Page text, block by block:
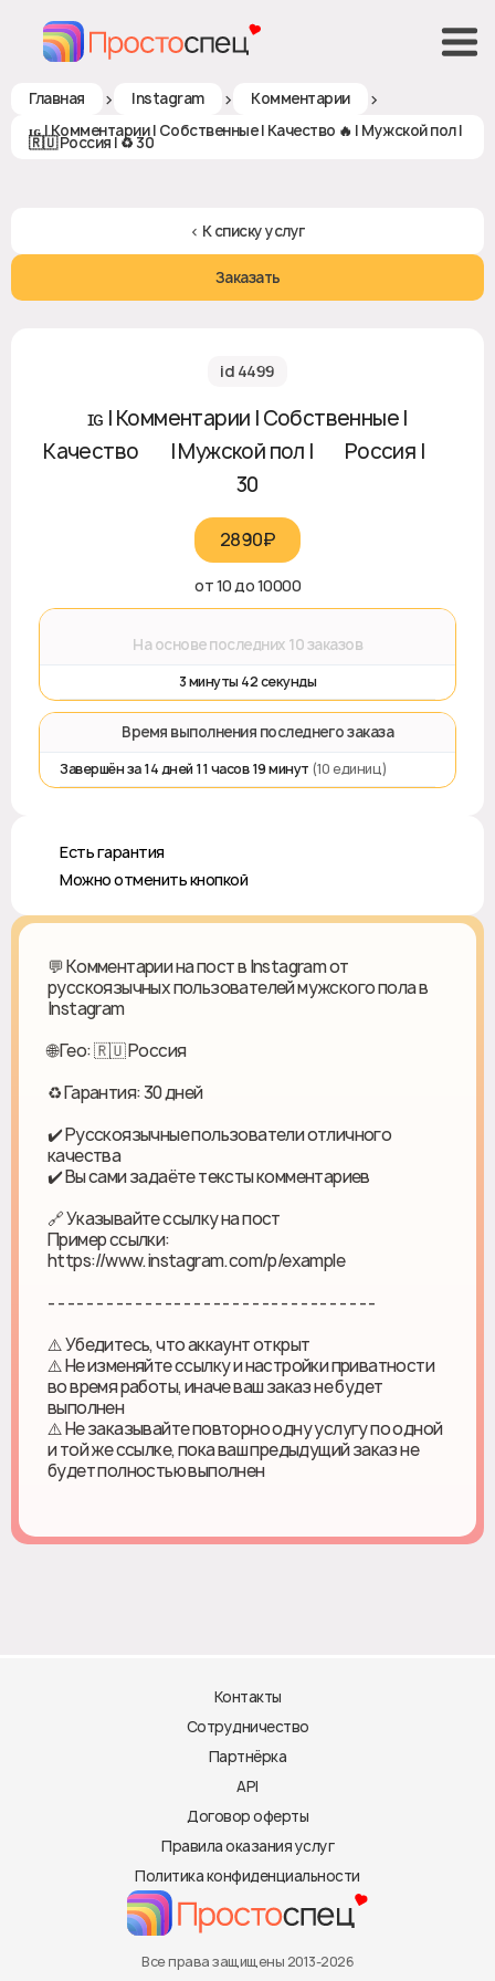
Главная > Instagram > Комментарии >
ɪɢ | Комментарии | Собственные | Качество 🔥 | Мужской пол |
🇷🇺 Россия | ♻ 30
< К списку услуг
Заказать
id 4499
ɪɢ | Комментарии | Собственные |
Качество 🔥 | Мужской пол | 🇷🇺 Россия | ♻
30
2890₽‎
от 10 до 10000
На основе последних 10 заказов
3 минуты 42 секунды
⏱️ Время выполнения последнего заказа
Завершён за 14 дней 11 часов 19 минут (10 единиц)
♻️ Есть гарантия
❎ Можно отменить кнопкой
💬 Комментарии на пост в Instagram от
русскоязычных пользователей мужского пола в
Instagram
🌐 Гео: 🇷🇺 Россия
♻ Гарантия: 30 дней
✔️ Русскоязычные пользователи отличного
качества
✔️ Вы сами задаёте тексты комментариев
🔗 Указывайте ссылку на пост
Пример ссылки:
https://www.instagram.com/p/example
- - - - - - - - - - - - - - - - - - - - - - - - - - - - - - - - - -
⚠️ Убедитесь, что аккаунт открыт
⚠️ Не изменяйте ссылку и настройки приватности
во время работы, иначе ваш заказ не будет
выполнен
⚠️ Не заказывайте повторно одну услугу по одной
и той же ссылке, пока ваш предыдущий заказ не
будет полностью выполнен
Контакты
Сотрудничество
Партнёрка
API
Договор оферты
Правила оказания услуг
Политика конфиденциальности
Все права защищены 2013-2026